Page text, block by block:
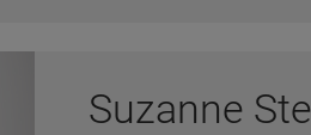
Suzanne